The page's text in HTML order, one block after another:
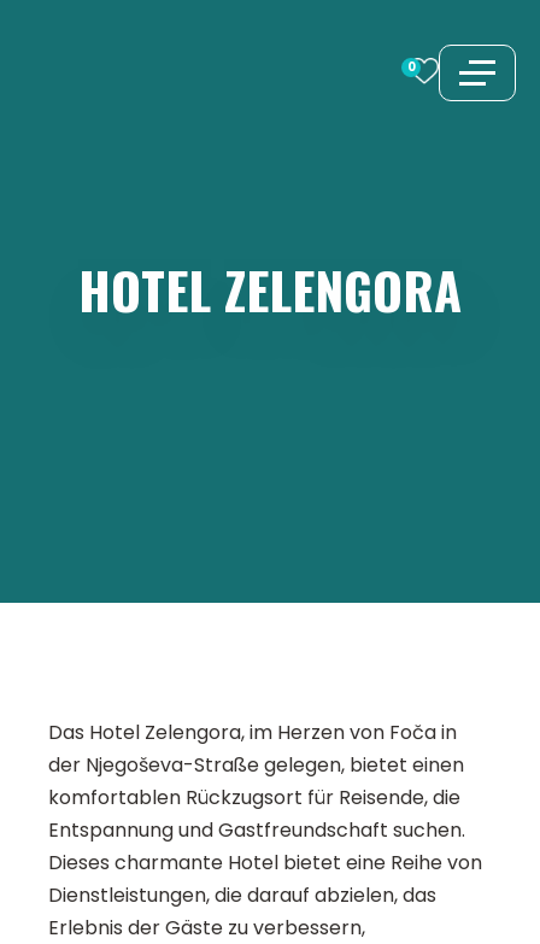
0
HOTELZELENGORA
Das Hotel Zelengora, im Herzen von Foča in
der Njegoševa-Straße gelegen, bietet einen
komfortablen Rückzugsort für Reisende, die
Entspannung und Gastfreundschaft suchen.
Dieses charmante Hotel bietet eine Reihe von
Dienstleistungen, die darauf abzielen, das
Erlebnis der Gäste zu verbessern,